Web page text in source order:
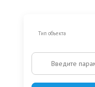
Тип объекта
Введите